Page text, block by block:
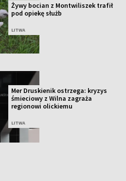
Żywy bocian z Montwiliszek trafił
pod opiekę służb
LITWA
Mer Druskienik ostrzega: kryzys
śmieciowy z Wilna zagraża
regionowi olickiemu
LITWA